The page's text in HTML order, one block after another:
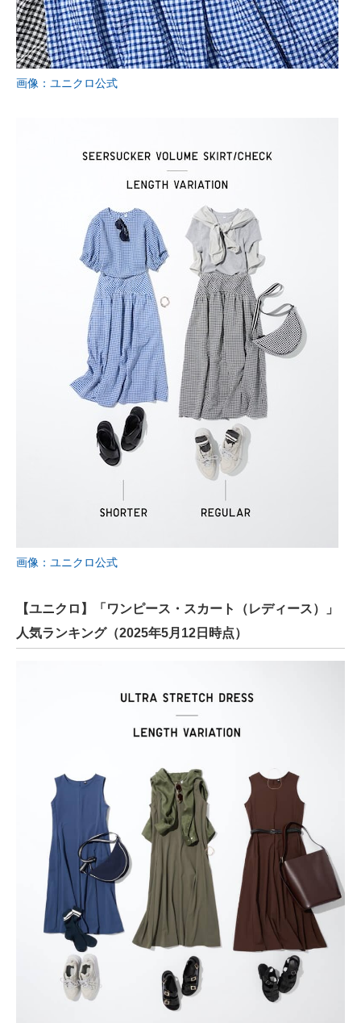
画像：ユニクロ公式
画像：ユニクロ公式
【ユニクロ】「ワンピース・スカート（レディース）」
人気ランキング（2025年5月12日時点）